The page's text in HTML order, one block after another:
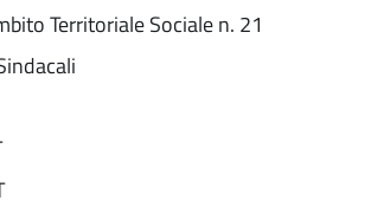
Territoriale Sociale n. 21